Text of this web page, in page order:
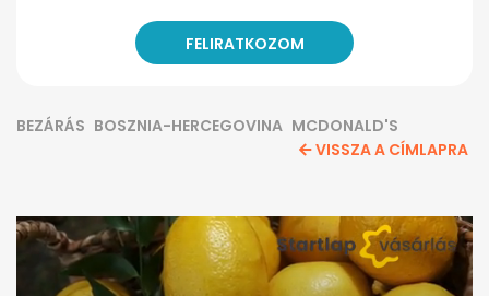
BEZÁRÁS BOSZNIA-HERCEGOVINA MCDONALD'S
VISSZA A CÍMLAPRA